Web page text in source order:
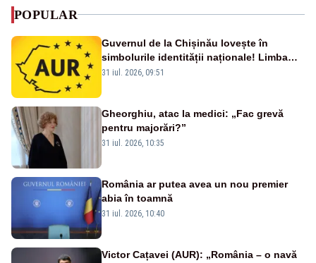
POPULAR
Guvernul de la Chișinău lovește în
simbolurile identității naționale! Limba
română nu se economisește! Limba
31 iul. 2026, 09:51
Gheorghiu, atac la medici: „Fac grevă
pentru majorări?”
31 iul. 2026, 10:35
România ar putea avea un nou premier
abia în toamnă
31 iul. 2026, 10:40
Victor Cațavei (AUR): „România – o navă